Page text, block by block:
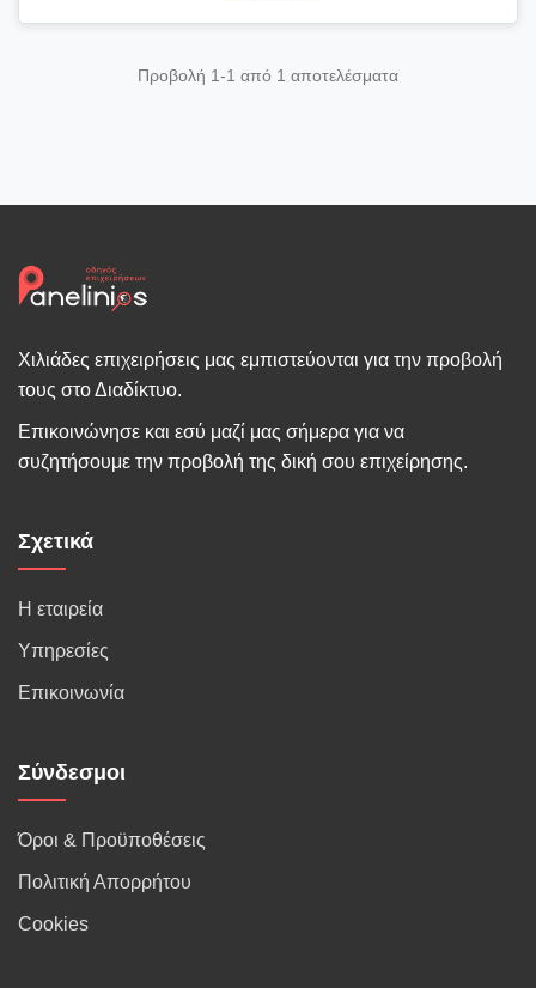
Προβολή 1-1 από 1 αποτελέσματα
Χιλιάδες επιχειρήσεις μας εμπιστεύονται για την προβολή
τους στο Διαδίκτυο.
Επικοινώνησε και εσύ μαζί μας σήμερα για να
συζητήσουμε την προβολή της δική σου επιχείρησης.
Σχετικά
Η εταιρεία
Υπηρεσίες
Επικοινωνία
Σύνδεσμοι
Όροι & Προϋποθέσεις
Πολιτική Απορρήτου
Cookies